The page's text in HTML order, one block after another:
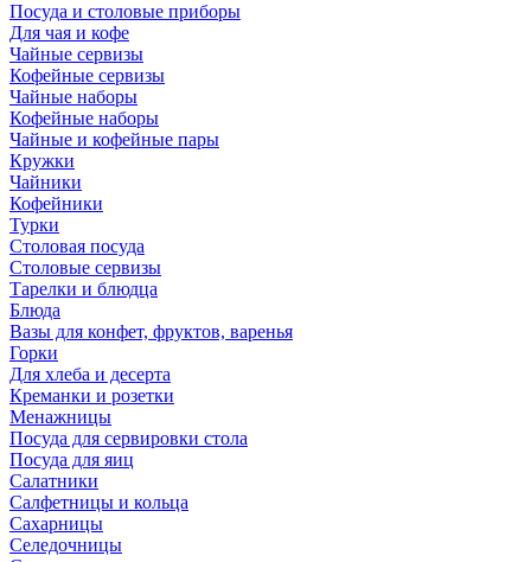
Посуда и столовые приборы
Для чая и кофе
Чайные сервизы
Кофейные сервизы
Чайные наборы
Кофейные наборы
Чайные и кофейные пары
Кружки
Чайники
Кофейники
Турки
Столовая посуда
Столовые сервизы
Тарелки и блюдца
Блюда
Вазы для конфет, фруктов, варенья
Горки
Для хлеба и десерта
Креманки и розетки
Менажницы
Посуда для сервировки стола
Посуда для яиц
Салатники
Салфетницы и кольца
Сахарницы
Селедочницы